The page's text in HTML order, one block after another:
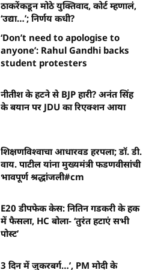
ठाकरेंकडून मोठे युक्तिवाद, कोर्ट म्हणालं,
‘उद्या…’; निर्णय कधी?
‘Don’t need to apologise to
anyone’: Rahul Gandhi backs
student protesters
नीतीश के हटने से BJP हारी? अनंत सिंह
के बयान पर JDU का रिएक्शन आया
शिक्षणविश्वाचा आधारवड हरपला; डॉ. डी.
वाय. पाटील यांना मुख्यमंत्री फडणवीसांची
भावपूर्ण श्रद्धांजली#cm
E20 डीपफेक केस: नितिन गडकरी के हक
में फैसला, HC बोला- ‘तुरंत हटाएं सभी
पोस्ट’
3 दिन में जुकरबर्ग…’, PM मोदी के